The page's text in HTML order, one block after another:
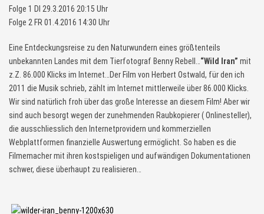
Folge 1 DI 29.3.2016 20:15 Uhr
Folge 2 FR 01.4.2016 14:30 Uhr
Eine Entdeckungsreise zu den Naturwundern eines größtenteils
unbekannten Landes mit dem Tierfotograf Benny Rebell… “Wild Iran” mit
z.Z. 86.000 Klicks im Internet…Der Film von Herbert Ostwald, für den ich
2011 die Musik schrieb, zählt im Internet mittlerweile über 86.000 Klicks.
Wir sind natürlich froh über das große Interesse an diesem Film! Aber wir
sind auch besorgt wegen der zunehmenden Raubkopierer ( Onlinesteller),
die ausschliesslich den Internetprovidern und kommerziellen
Webplattformen finanzielle Auswertung ermöglicht. So haben es die
Filmemacher mit ihren kostspieligen und aufwändigen Dokumentationen
schwer, diese überhaupt zu realisieren…